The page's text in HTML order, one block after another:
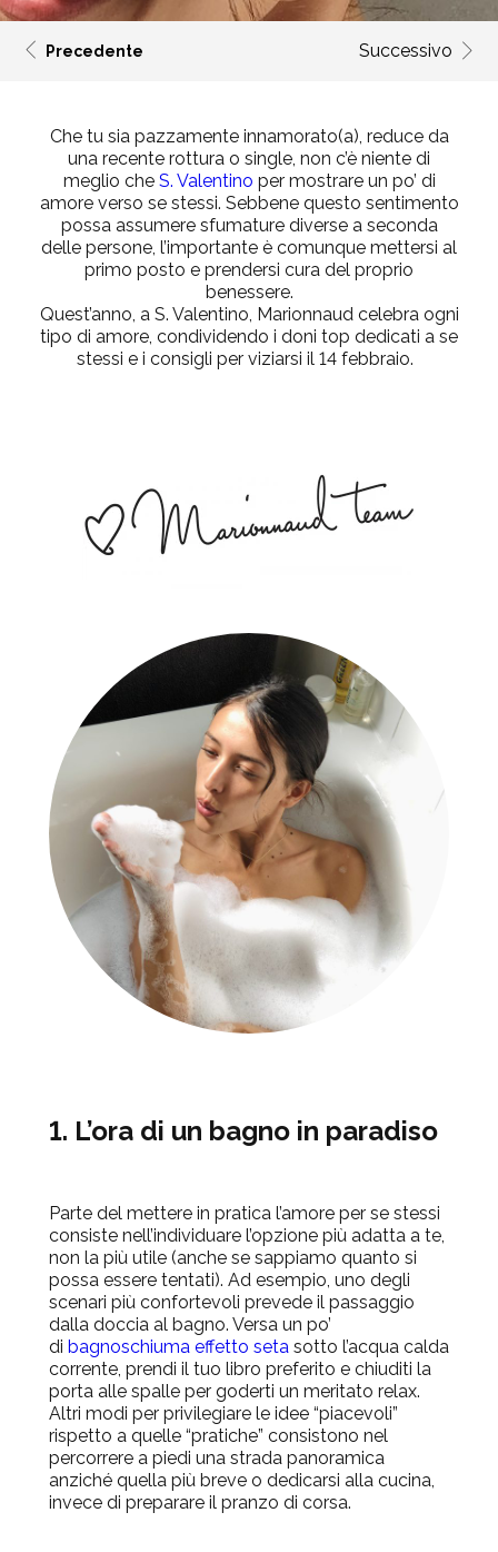
Precedente Successivo
Che tu sia pazzamente innamorato(a), reduce da
una recente rottura o single, non c’è niente di
meglio che S. Valentino per mostrare un po’ di
amore verso se stessi. Sebbene questo sentimento
possa assumere sfumature diverse a seconda
delle persone, l’importante è comunque mettersi al
primo posto e prendersi cura del proprio
benessere.
Quest’anno, a S. Valentino, Marionnaud celebra ogni
tipo di amore, condividendo i doni top dedicati a se
stessi e i consigli per viziarsi il 14 febbraio.
1. L’ora di un bagno in paradiso
Parte del mettere in pratica l’amore per se stessi
consiste nell’individuare l’opzione più adatta a te,
non la più utile (anche se sappiamo quanto si
possa essere tentati). Ad esempio, uno degli
scenari più confortevoli prevede il passaggio
dalla doccia al bagno. Versa un po’
di bagnoschiuma effetto seta sotto l’acqua calda
corrente, prendi il tuo libro preferito e chiuditi la
porta alle spalle per goderti un meritato relax.
Altri modi per privilegiare le idee “piacevoli”
rispetto a quelle “pratiche” consistono nel
percorrere a piedi una strada panoramica
anziché quella più breve o dedicarsi alla cucina,
invece di preparare il pranzo di corsa.